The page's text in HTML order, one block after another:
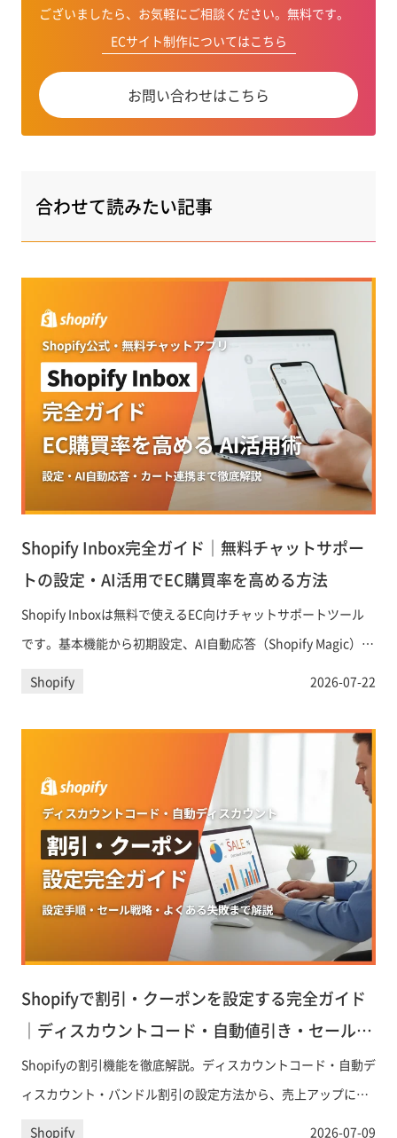
ございましたら、お気軽にご相談ください。無料です。
ECサイト制作についてはこちら
お問い合わせはこちら
合わせて読みたい記事
Shopify Inbox完全ガイド｜無料チャットサポー
トの設定・AI活用でEC購買率を高める方法
Shopify Inboxは無料で使えるEC向けチャットサポートツール
です。基本機能から初期設定、AI自動応答（Shopify Magic）の
活用法、カート情報を使ったパーソナライズ対応、チャット経
す。
Shopify 2026-07-22
Shopifyで割引・クーポンを設定する完全ガイド
｜ディスカウントコード・自動値引き・セール活
用術
Shopifyの割引機能を徹底解説。ディスカウントコード・自動デ
ィスカウント・バンドル割引の設定方法から、売上アップにつ
なげるセール戦略・よくある失敗まで、ECサイト運営者が即実
Shopify 2026-07-09